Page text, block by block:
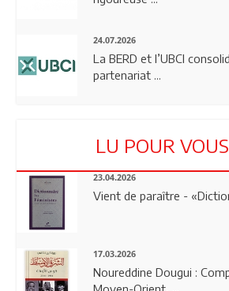
24.07.2026
La BERD et l’UBCI
partenariat ...
LU POUR VOUS
23.04.2026
Vient de paraître -
17.03.2026
Noureddine Dougui :